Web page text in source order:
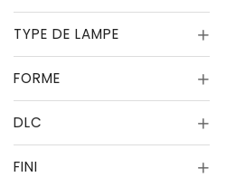
TYPE DE LAMPE
FORME
DLC
FINI